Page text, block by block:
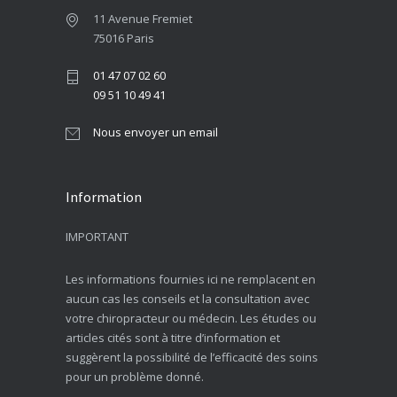
11 Avenue Fremiet
75016 Paris
01 47 07 02 60
09 51 10 49 41
Nous envoyer un email
Information
IMPORTANT
Les informations fournies ici ne remplacent en
aucun cas les conseils et la consultation avec
votre chiropracteur ou médecin. Les études ou
articles cités sont à titre d’information et
suggèrent la possibilité de l’efficacité des soins
pour un problème donné.